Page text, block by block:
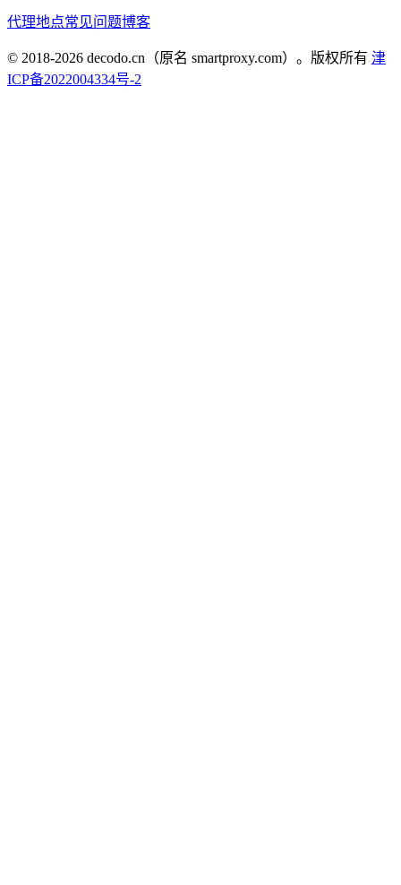
代理地点常见问题博客
© 2018-2026 decodo.cn（原名 smartproxy.com）。版权所有 津
ICP备2022004334号-2